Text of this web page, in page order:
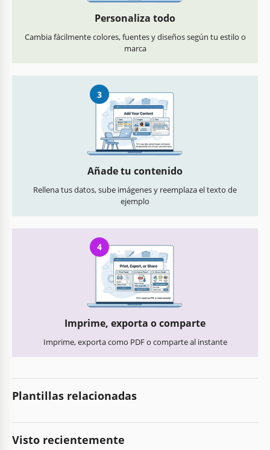
Personaliza todo
Cambia fácilmente colores, fuentes y diseños según tu estilo o
marca
3
Añade tu contenido
Rellena tus datos, sube imágenes y reemplaza el texto de
ejemplo
4
Imprime, exporta o comparte
Imprime, exporta como PDF o comparte al instante
Plantillas relacionadas
Visto recientemente